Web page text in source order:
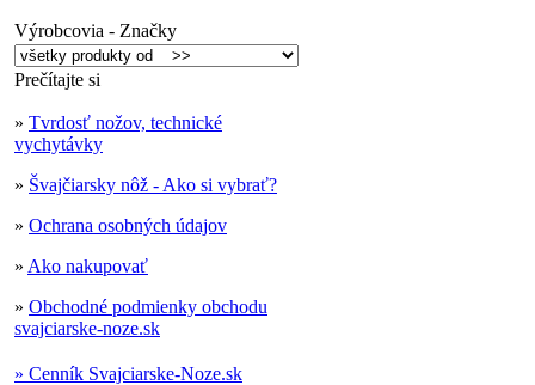
Výrobcovia - Značky
Prečítajte si
» Tvrdosť nožov, technické
vychytávky
» Švajčiarsky nôž - Ako si vybrať?
» Ochrana osobných údajov
» Ako nakupovať
» Obchodné podmienky obchodu
svajciarske-noze.sk
» Cenník Svajciarske-Noze.sk